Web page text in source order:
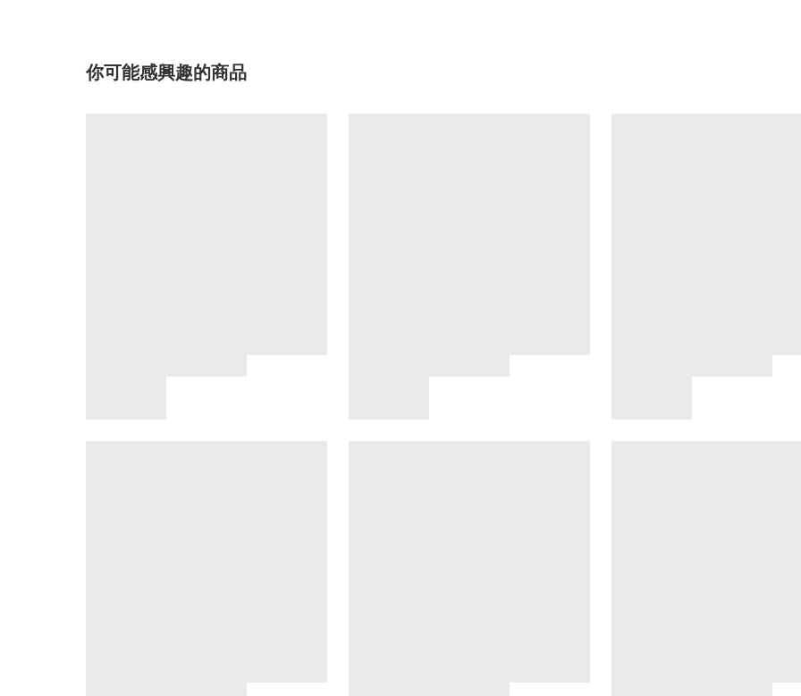
你可能感興趣的商品